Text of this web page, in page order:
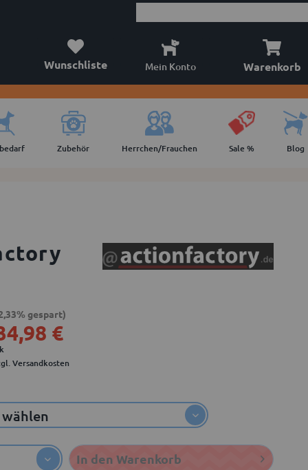
Wunschliste Mein Konto Warenkorb
Zubehör Herrchen/Frauchen Sale % Blog
gespart)
€
Versandkosten
In den Warenkorb